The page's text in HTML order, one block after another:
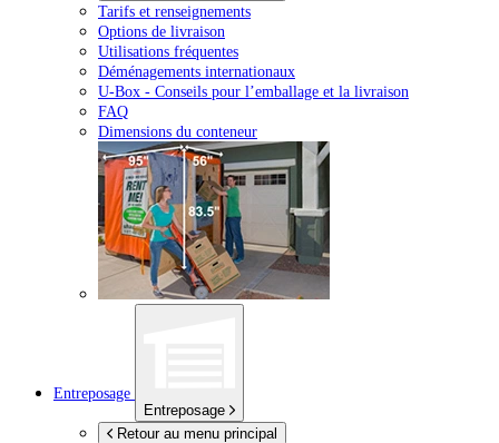
Tarifs et renseignements
Options de livraison
Utilisations fréquentes
Déménagements internationaux
U-Box - Conseils pour l’emballage et la livraison
FAQ
Dimensions du conteneur
Entreposage
Entreposage
Retour au menu principal